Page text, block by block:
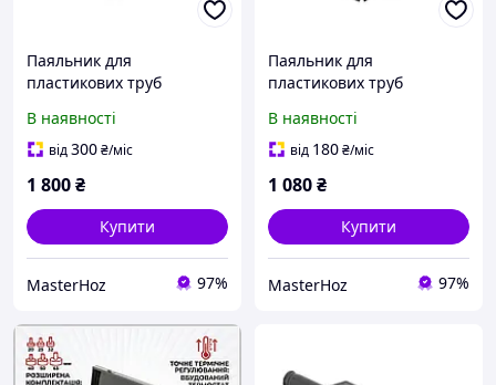
Паяльник для
пластикових труб
850/1850 Вт, 0-300°C,
насадки 20-63 мм,
В наявності
від300₴/міс
1 800₴
Купити
MasterHoz 97%
Паяльник для
пластикових труб
Вт, 0-300°C, насадки 20-63
мм, металевий кейс
В наявності
від 180₴/міс
1 080₴
Купити
MasterHoz 97%